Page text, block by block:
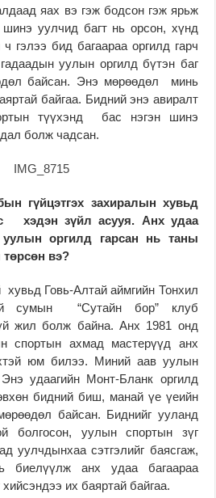
яах вэ гэж бодсон гэж ярьж
уулчид багт нь орсон, хүнд
гэлээ бид багаараа оргилд гарч
уулын оргилд бүтэн баг
байсан. Энэ мөрөөдөл минь
байгаа. Бидний энэ авиралт
түүхэнд бас нэгэн шинэ
болж чадсан.
гүйцэтгэх захиралын хувьд
хэдэн зүйл асууя. Анх удаа
оргилд гарсан нь таны
төрсөн вэ?
Говь-Алтай аймгийн Тонхил
сумын “Сутайн бор” клуб
жил болж байна. Анх 1981 онд
спортын ахмад мастерүүд анх
юм билээ. Миний аав уулын
удаагийн Монт-Бланк оргилд
бидний биш, манай үе үеийн
байсан. Биднийг ууланд
болгосон, уулын спортын зүг
уулчдынхаа сэтгэлийг баясгаж,
биелүүлж анх удаа багаараа
их баяртай байгаа.